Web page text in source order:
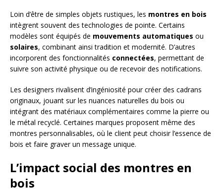
Loin d’être de simples objets rustiques, les montres en bois
intègrent souvent des technologies de pointe. Certains
modèles sont équipés de mouvements automatiques ou
solaires, combinant ainsi tradition et modernité. D’autres
incorporent des fonctionnalités connectées, permettant de
suivre son activité physique ou de recevoir des notifications.
Les designers rivalisent d’ingéniosité pour créer des cadrans
originaux, jouant sur les nuances naturelles du bois ou
intégrant des matériaux complémentaires comme la pierre ou
le métal recyclé. Certaines marques proposent même des
montres personnalisables, où le client peut choisir l’essence de
bois et faire graver un message unique.
L’impact social des montres en
bois